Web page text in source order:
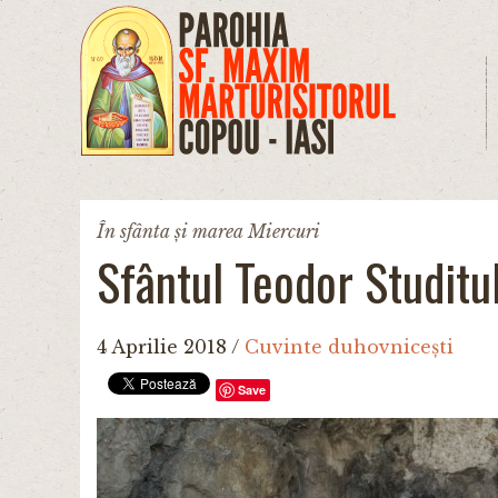
Mergi la conţinutul principal
În sfânta și marea Miercuri
Sfântul Teodor
4 Aprilie 2018 / Cuvinte duhovnicești
Save